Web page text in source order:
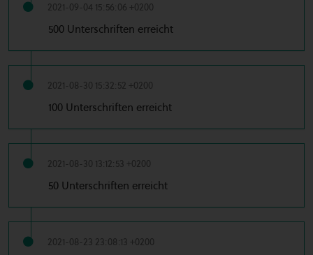
2021-09-04 15:56:06 +0200
500 Unterschriften erreicht
2021-08-30 15:32:52 +0200
100 Unterschriften erreicht
2021-08-30 13:12:53 +0200
50 Unterschriften erreicht
2021-08-23 23:08:13 +0200